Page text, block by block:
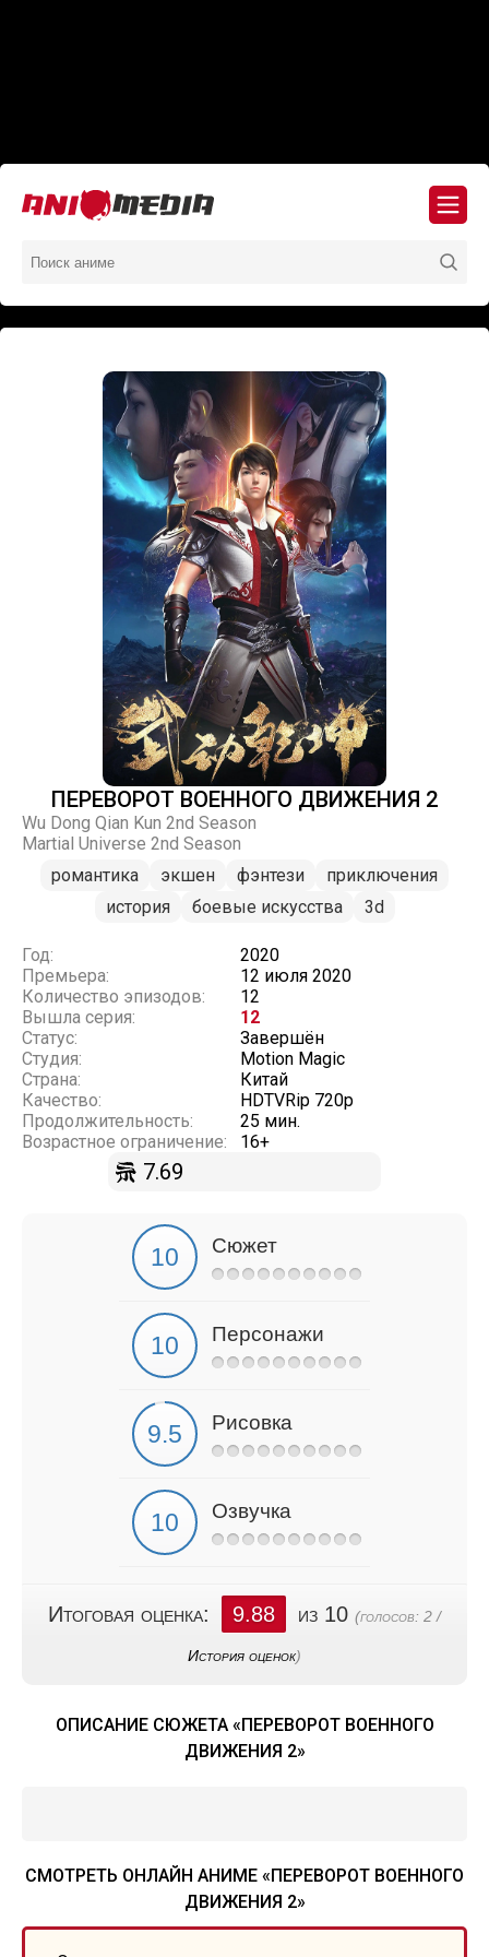
ПЕРЕВОРОТ ВОЕННОГО ДВИЖЕНИЯ 2
Wu Dong Qian Kun 2nd Season
Martial Universe 2nd Season
романтика
экшен фэнтези
приключения
история
боевые искусства 3d
Год:
2020
Премьера:
12 июля 2020
Количество эпизодов:
12
Вышла серия:
12
Статус:
Завершён
Студия:
Motion Magic
Страна:
Китай
Качество:
HDTVRip 720p
Продолжительность:
25 мин.
Возрастное ограничение:
16+
7.69
Сюжет
Персонажи
Рисовка
Озвучка
Итоговая оценка: 9.88 из 10 (голосов: 2 /
История оценок)
ОПИСАНИЕ СЮЖЕТА «ПЕРЕВОРОТ ВОЕННОГО
ДВИЖЕНИЯ 2»
СМОТРЕТЬ ОНЛАЙН АНИМЕ «ПЕРЕВОРОТ ВОЕННОГО
ДВИЖЕНИЯ 2»